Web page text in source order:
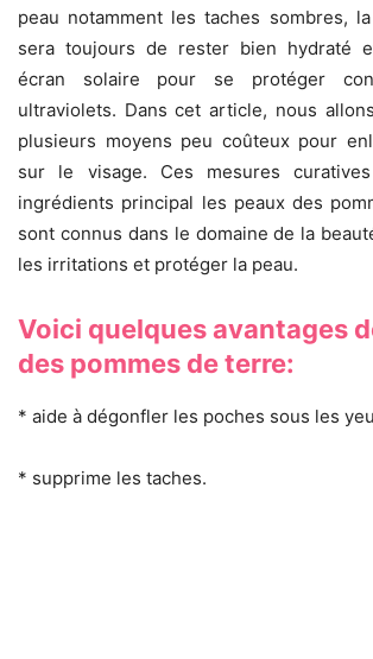
peau notamment les taches sombres,
sera toujours de rester bien hydraté
écran solaire pour se protéger
ultraviolets. Dans cet article, nous
plusieurs moyens peu coûteux pour
sur le visage. Ces mesures
ingrédients principal les peaux des
sont connus dans le domaine de la
les irritations et protéger la peau.
Voici quelques avantages
des pommes de terre:
* aide à dégonfler les poches sous les
* supprime les taches.